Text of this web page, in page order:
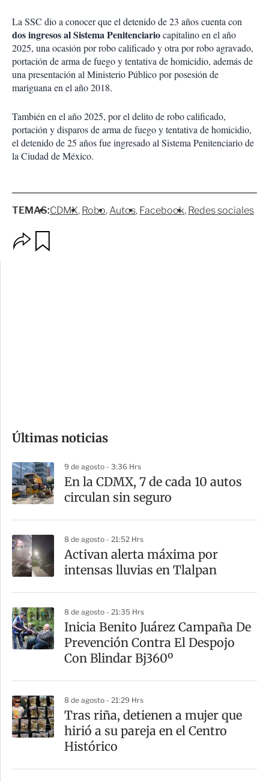
La SSC dio a conocer que el detenido de 23 años cuenta con
dos ingresos al Sistema Penitenciariocapitalino en el año
2025, una ocasión por robo calificado y otra por robo agravado,
portación de arma de fuego y tentativa de homicidio, además de
una presentación al Ministerio Público por posesión de
mariguana en el año 2018.
También en el año 2025, por el delito de robo calificado,
portación y disparos de arma de fuego y tentativa de homicidio,
el detenido de 25 años fue ingresado al Sistema Penitenciario de
la Ciudad de México.
TEMAS:CDMX Robo Autos Facebook Redes sociales
m
a
r
t
r
Últimas noticias
9 de agosto - 3:36 Hrs
En la CDMX, 7 de cada 10 autos
circulan sin seguro
8 de agosto - 21:52 Hrs
Activan alerta máxima por
intensas lluvias en Tlalpan
8 de agosto - 21:35 Hrs
Inicia Benito Juárez Campaña De
Prevención Contra El Despojo
Con Blindar Bj360º
8 de agosto - 21:29 Hrs
Tras riña, detienen a mujer que
hirió a su pareja en el Centro
Histórico